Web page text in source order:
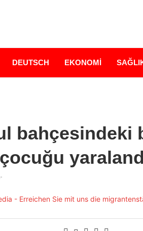
DEUTSCH EKONOMİ
bahçesindeki
çocuğu